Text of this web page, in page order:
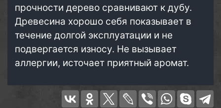
прочности дерево сравнивают к дубу.
Древесина хорошо себя показывает в
течение долгой эксплуатации и не
подвергается износу. Не вызывает
аллергии, источает приятный аромат.